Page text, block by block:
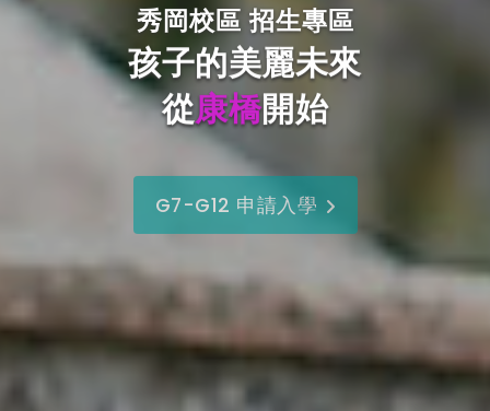
秀岡校區 招生專區
孩子的美麗未來
從康橋開始
G7-G12 申請入學